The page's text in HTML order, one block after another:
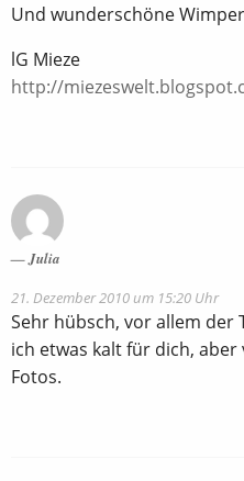
Und wunderschöne
lG Mieze
http://
Julia
21. Dezember 2010 um 15:20 Uhr
Sehr hübsch, vor allem der
ich etwas kalt für dich,
Fotos.